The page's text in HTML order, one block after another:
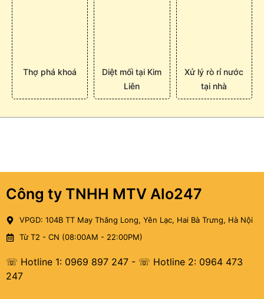
Thợ phá khoá
Diệt mối tại Kim
Liên
Xử lý rò rỉ nước
tại nhà
Công ty TNHH MTV Alo247
VPGD: 104B TT May Thăng Long, Yên Lạc, Hai Bà Trưng, Hà Nội
Từ T2 - CN (08:00AM - 22:00PM)
☏ Hotline 1: 0969 897 247 - ☏ Hotline 2: 0964 473
247